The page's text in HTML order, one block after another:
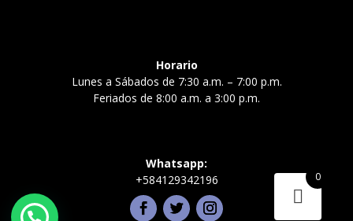
Horario
Lunes a Sábados de 7:30 a.m. – 7:00 p.m.
Feriados de 8:00 a.m. a 3:00 p.m.
Whatsapp:
+584129342196
0